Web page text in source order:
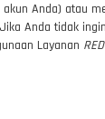
Anda) atau
Anda tidak
Layanan